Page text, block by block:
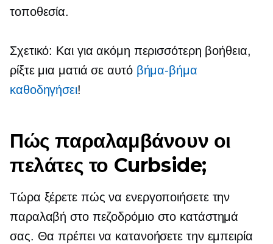
τοποθεσία.
Σχετικό: Και για ακόμη περισσότερη βοήθεια,
ρίξτε μια ματιά σε αυτό βήμα-βήμα
καθοδηγήσει!
Πώς παραλαμβάνουν οι
πελάτες το Curbside;
Τώρα ξέρετε πώς να ενεργοποιήσετε την
παραλαβή στο πεζοδρόμιο στο κατάστημά
σας. Θα πρέπει να κατανοήσετε την εμπειρία